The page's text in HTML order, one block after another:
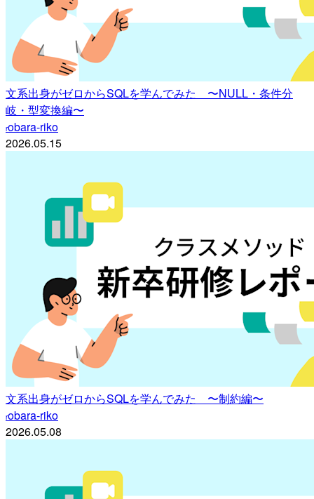
文系出身がゼロからSQLを学んでみた 〜NULL・条件分
岐・型変換編〜
robara-riko
2026.05.15
文系出身がゼロからSQLを学んでみた 〜制約編〜
robara-riko
2026.05.08